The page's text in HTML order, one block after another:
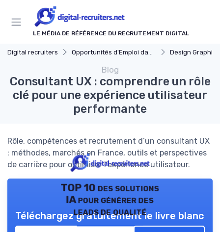
LE MÉDIA DE RÉFÉRENCE DU RECRUTEMENT DIGITAL
Digital recruiters Opportunités d'Emploi dans le Digital Design
Blog
Consultant UX : comprendre un rôle
clé pour une expérience utilisateur
performante
Rôle, compétences et recrutement d’un consultant UX
: méthodes, marchés en France, outils et perspectives
de carrière pour optimiser l’expérience utilisateur.
TOP 10 des solutions
IA pour générer des
leads de qualité
Téléchargez gratuitement le livre blanc
Panneau de gestion des cookies